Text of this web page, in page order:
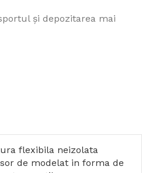
și depozitarea mai